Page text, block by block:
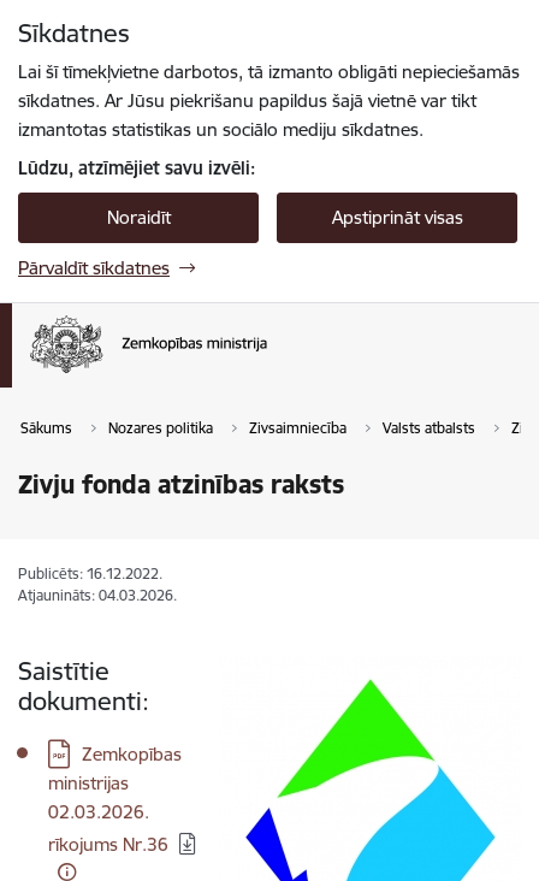
Sīkdatnes
Lai šī tīmekļvietne darbotos, tā izmanto obligāti nepieciešamās
sīkdatnes. Ar Jūsu piekrišanu papildus šajā vietnē var tikt
izmantotas statistikas un sociālo mediju sīkdatnes.
Lūdzu, atzīmējiet savu izvēli:
Noraidīt Apstiprināt visas
Pārvaldīt sīkdatnes
Sākums Nozares politika Zivsaimniecība Valsts atbalsts
Zivju fonda atzinības raksts
Publicēts: 16.12.2022.
Atjaunināts: 04.03.2026.
Saistītie
dokumenti:
Lejupielādēt:
Zemkopības
ministrijas
02.03.2026.
rīkojums Nr.36